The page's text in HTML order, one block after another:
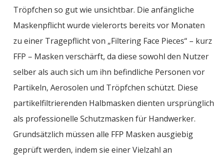
Tröpfchen so gut wie unsichtbar. Die anfängliche
Maskenpflicht wurde vielerorts bereits vor Monaten
zu einer Tragepflicht von „FilteringFace Pieces“ – kurz
FFP – Masken verschärft, da diese sowohl den Nutzer
selberals auch sich um ihn befindliche Personen vor
Partikeln, Aerosolen und Tröpfchen schützt. Diese
partikelfiltrierenden Halbmasken dienten ursprünglich
als professionelle Schutzmasken für Handwerker.
Grundsätzlich müssen alle FFP Masken ausgiebig
geprüft werden, indem sie einer Vielzahl an